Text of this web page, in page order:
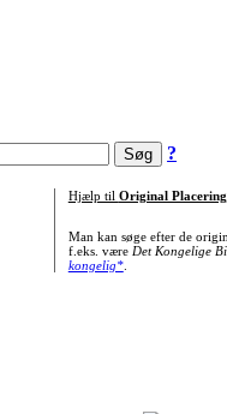
?
Hjælp til Original Placering
Man kan søge efter de
f.eks. være Det Kongelige
kongelig*.